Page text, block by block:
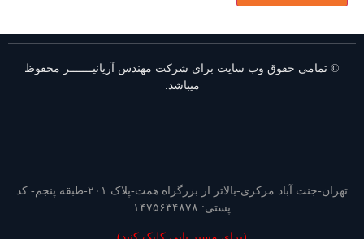
© تمامی حقوق وب سایت برای شرکت مهندس آریانیـــــــر محفوظ
میباشد.
تهران-جنت آباد مرکزی-بالاتر از بزرگراه همت-پلاک ۲۰۱-طبقه پنجم- کد
پستی: ۱۴۷۵۶۳۴۸۷۸